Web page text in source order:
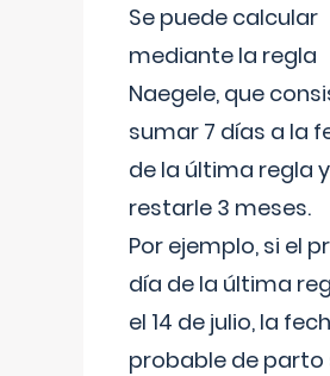
Se puede calcular
mediante la regla
Naegele, que
sumar 7 días a la
de la última regla y
restarle 3 meses.
Por ejemplo, si el
día de la última
el 14 de julio, la
probable de parto